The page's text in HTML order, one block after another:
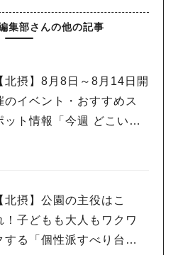
でですが、なるべく長い期間いち
くなる時
受付中！いちごの生育状況により
の予約はホームページからのみ受
約開始直後に
の空きもあと少し。 4月分の
営
時
すよ♪ いちご狩りの予約はWEBか
ムぺージから、30日前の午前9時か
し）。 土日祝の予約は
いちご園から歩いてすぐのところ
のふれ合いゾーンがあります。
とりがそのへんをてくてくと歩く
集部さんの他の記事
北摂】8月8日～8月14日開
のイベント・おすすめス
ット情報「今週 どこい
北摂】公園の主役はこ
！子どもも大人もワクワ
する「個性派すべり台」